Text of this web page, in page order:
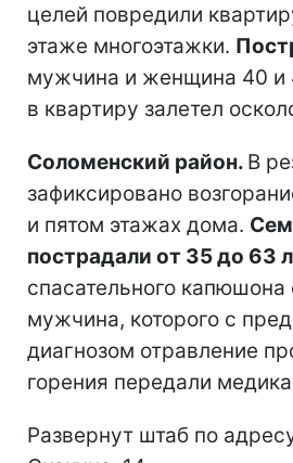
целей повредили
этаже многоэтажки.
мужчина и женщина 40 и
в квартиру залетел
Соломенский район. В
зафиксировано
и пятом этажах дома.
пострадали от 35 до 63
спасательного капюшона
мужчина, которого с
диагнозом отравление
горения передали
Развернут штаб по